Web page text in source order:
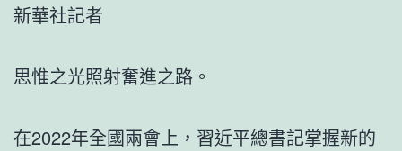
新華社記者
思惟之光照射奮進之路。
在2022年全國兩會上，習近平總書記掌握新的